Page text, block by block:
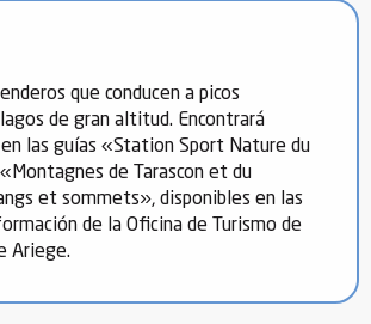
que conducen a picos
de gran altitud. Encontrará
las guías «Station Sport Nature du
de Tarascon et du
et sommets», disponibles en las
de la Oficina de Turismo de
Ariege.